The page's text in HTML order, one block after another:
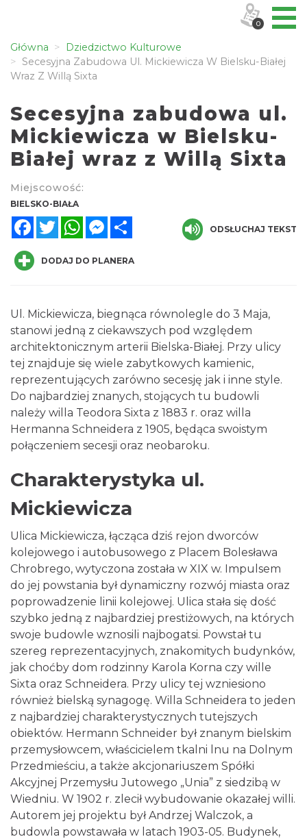
Główna
Dziedzictwo Kulturowe
Secesyjna Zabudowa Ul. Mickiewicza W Bielsku-Białej
Wraz Z Willą Sixta
Secesyjna zabudowa ul.
Mickiewicza w Bielsku-
Białej wraz z Willą Sixta
Miejscowość:
BIELSKO-BIAŁA
FacebookTwitterWhatsAppMessenger
ODSŁUCHAJ TEKST
DODAJ DO PLANERA
Ul. Mickiewicza, biegnąca równolegle do 3 Maja,
stanowi jedną z ciekawszych pod względem
architektonicznym arterii Bielska-Białej. Przy ulicy
tej znajduje się wiele zabytkowych kamienic,
reprezentujących zarówno secesję jak i inne style.
Do najbardziej znanych, stojących tu budowli
należy willa Teodora Sixta z 1883 r. oraz willa
Hermanna Schneidera z 1905, będąca swoistym
połączeniem secesji oraz neobaroku.
Charakterystyka ul.
Mickiewicza
Ulica Mickiewicza, łącząca dziś rejon dworców
kolejowego i autobusowego z Placem Bolesława
Chrobrego, wytyczona została w XIX w. Impulsem
do jej powstania był dynamiczny rozwój miasta oraz
poprowadzenie linii kolejowej. Ulica stała się dość
szybko jedną z najbardziej prestiżowych, na których
swoje budowle wznosili najbogatsi. Powstał tu
szereg reprezentacyjnych, znakomitych budynków,
jak choćby dom rodzinny Karola Korna czy wille
Sixta oraz Schneidera. Przy ulicy tej wzniesiono
również bielską synagogę. Willa Schneidera to jeden
z najbardziej charakterystycznych tutejszych
obiektów. Hermann Schneider był znanym bielskim
przemysłowcem, właścicielem tkalni lnu na Dolnym
Przedmieściu, a także akcjonariuszem Spółki
Akcyjnej Przemysłu Jutowego „Unia” z siedzibą w
Wiedniu. W 1902 r. zlecił wybudowanie okazałej willi.
Autorem jej projektu był Andrzej Walczok, a
budowla powstawała w latach 1903-05. Budynek,
0